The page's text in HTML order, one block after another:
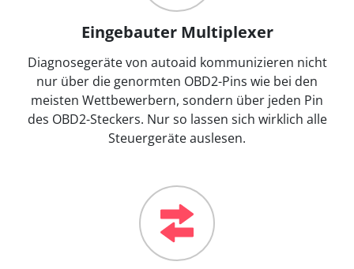
Eingebauter Multiplexer
Diagnosegeräte von autoaid kommunizieren nicht
nur über die genormten OBD2-Pins wie bei den
meisten Wettbewerbern, sondern über jeden Pin
des OBD2-Steckers. Nur so lassen sich wirklich alle
Steuergeräte auslesen.